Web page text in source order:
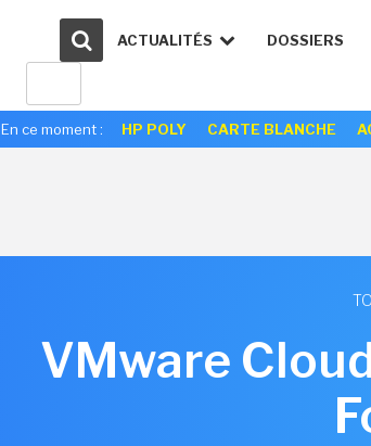
ACTUALITÉS DOSSIERS
En ce moment : HP POLY CARTE BLANCHE
VMware